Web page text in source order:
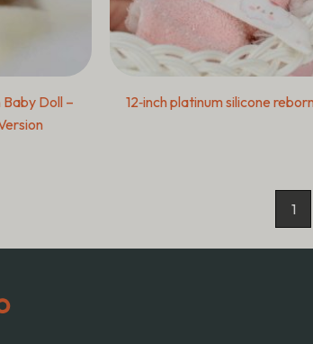
Baby Doll –
12‑inch platinum silicone
1